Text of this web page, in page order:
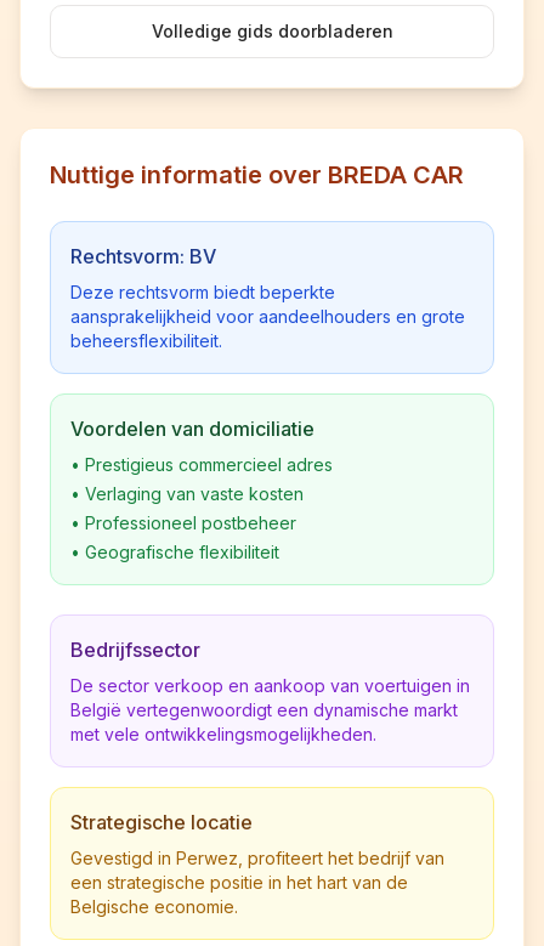
Volledige gids doorbladeren
Nuttige informatie over BREDA CAR
Rechtsvorm: BV
Deze rechtsvorm biedt beperkte
aansprakelijkheid voor aandeelhouders en grote
beheersflexibiliteit.
Voordelen van domiciliatie
• Prestigieus commercieel adres
• Verlaging van vaste kosten
• Professioneel postbeheer
• Geografische flexibiliteit
Bedrijfssector
De sector verkoop en aankoop van voertuigen in
België vertegenwoordigt een dynamische markt
met vele ontwikkelingsmogelijkheden.
Strategische locatie
Gevestigd in Perwez, profiteert het bedrijf van
een strategische positie in het hart van de
Belgische economie.